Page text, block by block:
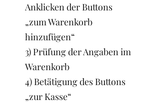
Anklicken der Buttons
„zum Warenkorb
hinzufügen“
3) Prüfung der Angaben im
Warenkorb
4) Betätigung des Buttons
„zur Kasse“